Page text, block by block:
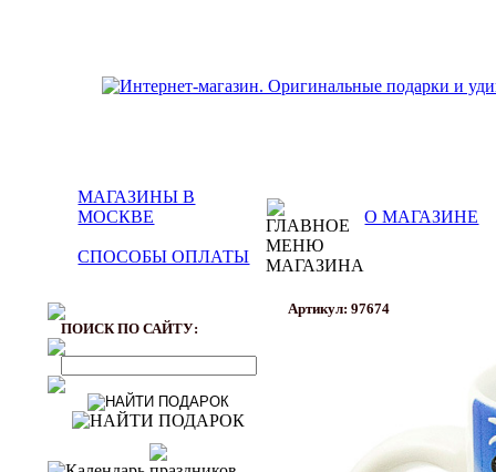
МАГАЗИНЫ В
МОСКВЕ
О МАГАЗИНЕ
СПОСОБЫ ОПЛАТЫ
ПОИСК ПО САЙТУ:
Артикул: 97674